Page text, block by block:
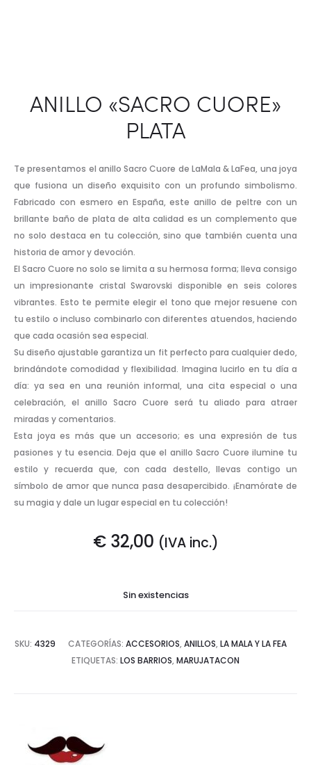
ANILLO «SACRO CUORE»
PLATA
Te presentamos el anillo Sacro Cuore de LaMala & LaFea, una joya
que fusiona un diseño exquisito con un profundo simbolismo.
Fabricado con esmero en España, este anillo de peltre con un
brillante baño de plata de alta calidad es un complemento que
no solo destaca en tu colección, sino que también cuenta una
historia de amor y devoción.
El Sacro Cuore no solo se limita a su hermosa forma; lleva consigo
un impresionante cristal Swarovski disponible en seis colores
vibrantes. Esto te permite elegir el tono que mejor resuene con
tu estilo o incluso combinarlo con diferentes atuendos, haciendo
que cada ocasión sea especial.
Su diseño ajustable garantiza un fit perfecto para cualquier dedo,
brindándote comodidad y flexibilidad. Imagina lucirlo en tu día a
día: ya sea en una reunión informal, una cita especial o una
celebración, el anillo Sacro Cuore será tu aliado para atraer
miradas y comentarios.
Esta joya es más que un accesorio; es una expresión de tus
pasiones y tu esencia. Deja que el anillo Sacro Cuore ilumine tu
estilo y recuerda que, con cada destello, llevas contigo un
símbolo de amor que nunca pasa desapercibido. ¡Enamórate de
su magia y dale un lugar especial en tu colección!
€32,00 (IVA inc.)
Sin existencias
SKU: 4329 CATEGORÍAS: ACCESORIOS, ANILLOS, LA MALA Y LA FEA
ETIQUETAS: LOS BARRIOS, MARUJATACON